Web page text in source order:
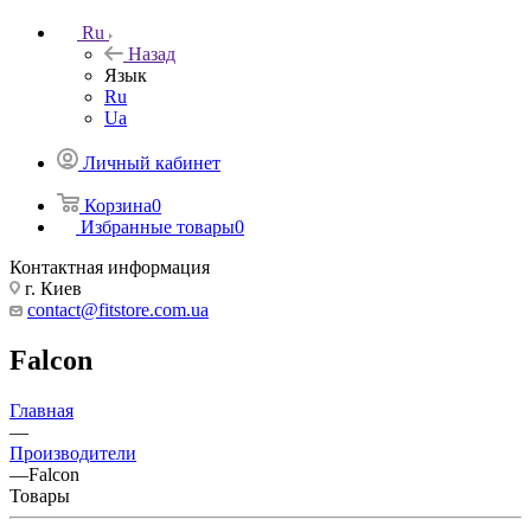
Ru
Назад
Язык
Ru
Ua
Личный кабинет
Корзина0
Избранные товары0
Контактная информация
г. Киев
contact@fitstore.com.ua
Falcon
Главная
—
Производители
—Falcon
Товары